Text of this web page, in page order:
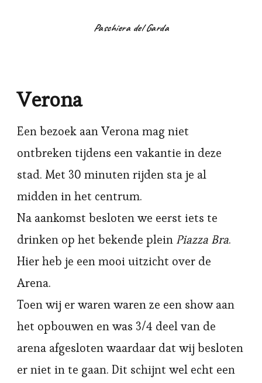
Paschiera del Garda
Verona
Een bezoek aan Verona mag niet
ontbreken tijdens een vakantie in deze
stad. Met 30 minuten rijden sta je al
midden in het centrum.
Na aankomst besloten we eerst iets te
drinken op het bekende plein Piazza Bra.
Hier heb je een mooi uitzicht over de
Arena.
Toen wij er waren waren ze een show aan
het opbouwen en was 3/4 deel van de
arena afgesloten waardaar dat wij besloten
er niet in te gaan. Dit schijnt wel echt een